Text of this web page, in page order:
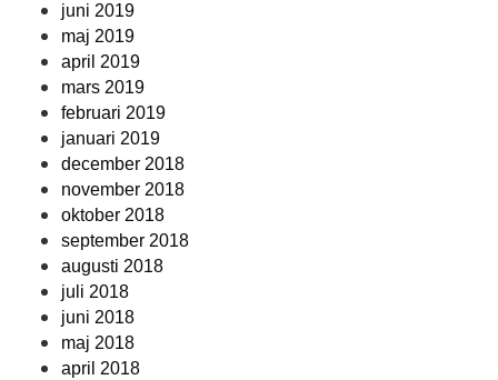
juni 2019
maj 2019
april 2019
mars 2019
februari 2019
januari 2019
december 2018
november 2018
oktober 2018
september 2018
augusti 2018
juli 2018
juni 2018
maj 2018
april 2018